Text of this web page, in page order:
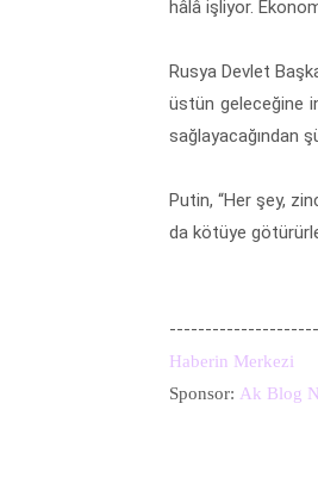
hâlâ işliyor.
Rusya Devlet
üstün geleceğine
sağlayacağından
Putin, “Her şey,
da kötüye
Haberin Merkezi
Sponsor: Ak Blog